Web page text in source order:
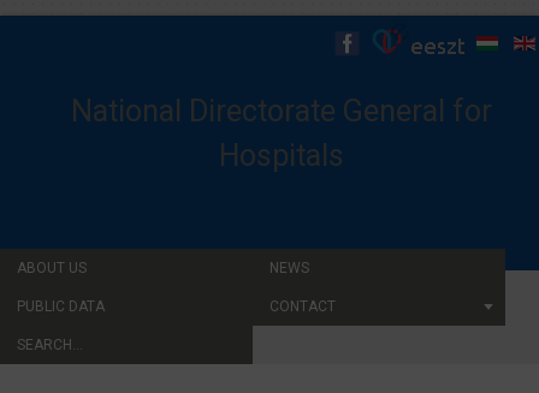
ABOUT US NEWS
PUBLIC DATA CONTACT
SEARCH...
National Directorate General for
Hospitals